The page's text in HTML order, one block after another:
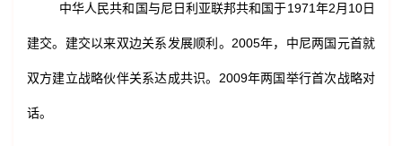
中华人民共和国与尼日利亚联邦共和国于1971年2月10日
建交。建交以来双边关系发展顺利。2005年，中尼两国元首就
双方建立战略伙伴关系达成共识。2009年两国举行首次战略对
话。